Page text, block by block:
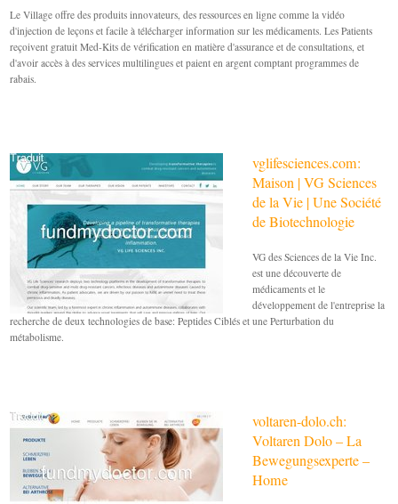
Le Village offre des produits innovateurs, des ressources en ligne comme la vidéo
d'injection de leçons et facile à télécharger information sur les médicaments. Les Patients
reçoivent gratuit Med-Kits de vérification en matière d'assurance et de consultations, et
d'avoir accès à des services multilingues et paient en argent comptant programmes de
rabais.
vglifesciences.com:
Maison | VG Sciences
de la Vie | Une Société
de Biotechnologie
VG des Sciences de la Vie Inc.
est une découverte de
médicaments et le
développement de l'entreprise la
recherche de deux technologies de base: Peptides Ciblés et une Perturbation du
métabolisme.
voltaren-dolo.ch:
Voltaren Dolo – La
Bewegungsexperte –
Home